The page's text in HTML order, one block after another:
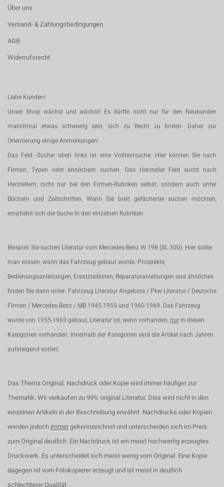
Über uns
Versand- & Zahlungsbedingungen
AGB
Widerrufsrecht
Liebe Kunden!
Unser Shop wächst und wächst! Es dürfte nicht nur für den Neukunden
manchmal etwas schwierig sein, sich zu Recht zu finden. Daher zur
Orientierung einige Anmerkungen:
Das Feld -Suche- oben links ist eine Volltextsuche. Hier können Sie nach
Firmen, Typen oder ähnlichem suchen. Das Hersteller Feld sucht nach
Herstellern, nicht nur bei den Firmen-Rubriken selbst, sondern auch unter
Büchern und Zeitschriften. Wenn Sie breit gefächerter suchen möchten,
empfiehlt sich die Suche in den einzelnen Rubriken.
Beispiel: Sie suchen Literatur vom Mercedes-Benz W 198 (SL 300). Hier sollte
man wissen, wann das Fahrzeug gebaut wurde. Prospekte,
Bedienungsanleitungen, Ersatzteillisten, Reparaturanleitungen und ähnliches
finden Sie dann unter: Fahrzeug Literatur Angebote / Pkw Literatur / Deutsche
Firmen / Mercedes-Benz / MB 1945-1959 und 1960-1969. Das Fahrzeug
wurde von 1955-1963 gebaut, Literatur ist, wenn vorhanden, nur in diesen
Kategorien vorhanden. Innerhalb der Kategorien sind die Artikel nach Jahren
aufsteigend sotiert.
Das Thema Original, Nachdruck oder Kopie wird immer häufiger zur
Thematik. Wir verkaufen zu 99% original Literatur. Dies wird nicht in den
einzelnen Artikeln in der Beschreibung erwähnt. Nachdrucke oder Kopien
werden jedoch immer gekennzeichnet und unterscheiden sich im Preis
zum Original deutlich. Ein Nachdruck ist ein meist hochwertig erzeugtes
Druckwerk. Es unterscheidet sich meist wenig vom Original. Eine Kopie
dagegen ist vom Fotokopierer erzeugt und ist meist in deutlich
schlechterer Qualität.